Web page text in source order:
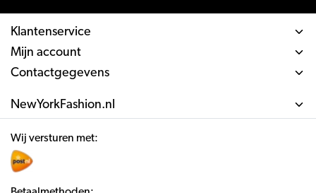
Klantenservice
Mijn account
Contactgegevens
NewYorkFashion.nl
Wij versturen met: